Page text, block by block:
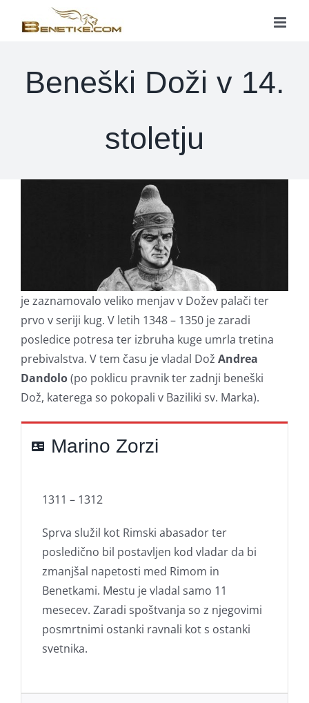
Beneški Doži v 14.
stoletju
je zaznamovalo veliko menjav v Dožev palači ter
prvo v seriji kug. V letih 1348 – 1350 je zaradi
posledice potresa ter izbruha kuge umrla tretina
prebivalstva. V tem času je vladal Dož Andrea
Dandolo(po poklicu pravnik ter zadnji beneški
Dož, katerega so pokopali v Baziliki sv. Marka).
Marino Zorzi
1311 – 1312
Sprva služil kot Rimski abasador ter
posledično bil postavljen kod vladar da bi
zmanjšal napetosti med Rimom in
Benetkami. Mestu je vladal samo 11
mesecev. Zaradi spoštvanja so z njegovimi
posmrtnimi ostanki ravnali kot s ostanki
svetnika.